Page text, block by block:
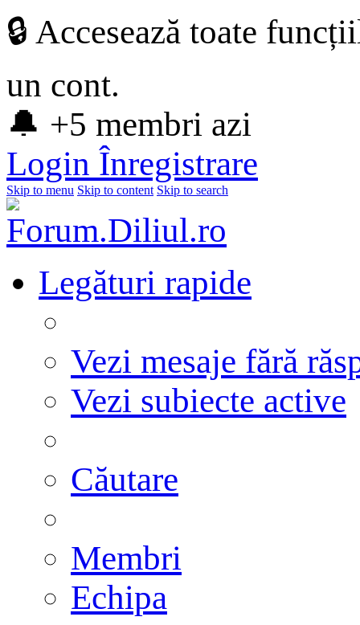
🔒 Accesează toate
un cont.
🔔 +5 membri azi
Login Înregistrare
Skip to menu Skip to content Skip to search
Legături rapide
Vezi mesaje fără
Vezi subiecte active
Căutare
Membri
Echipa